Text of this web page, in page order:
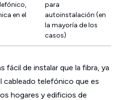
en el
para
autoinstalación (en
la mayoría de los
casos)
fácil de instalar que la fibra, ya
cableado telefónico que es
hogares y edificios de